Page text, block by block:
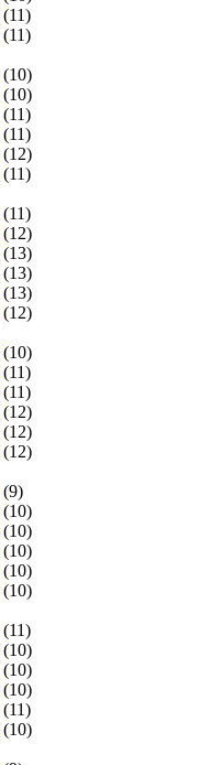
(11)
(11)
(10)
(10)
(11)
(11)
(12)
(11)
(11)
(12)
(13)
(13)
(13)
(12)
(10)
(11)
(11)
(12)
(12)
(12)
(9)
(10)
(10)
(10)
(10)
(10)
(11)
(10)
(10)
(10)
(11)
(10)